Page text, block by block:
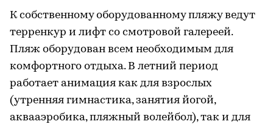
К собственному оборудованному пляжу ведут
терренкур и лифт со смотровой галереей.
Пляж оборудован всем необходимым для
комфортного отдыха. В летний период
работает анимация как для взрослых
(утренняя гимнастика, занятия йогой,
аквааэробика, пляжный волейбол), так и для